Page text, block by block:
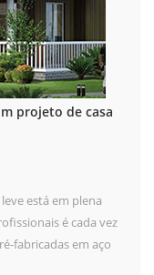
projeto de casa
está em plena
é cada vez
fabricadas em aço